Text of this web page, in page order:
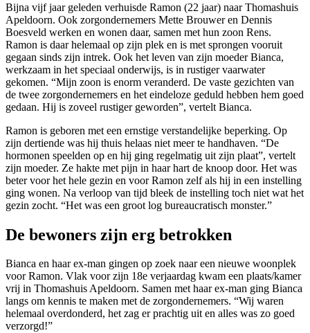
Bijna vijf jaar geleden verhuisde Ramon (22 jaar) naar Thomashuis
Apeldoorn. Ook zorgondernemers Mette Brouwer en Dennis
Boesveld werken en wonen daar, samen met hun zoon Rens.
Ramon is daar helemaal op zijn plek en is met sprongen vooruit
gegaan sinds zijn intrek. Ook het leven van zijn moeder Bianca,
werkzaam in het speciaal onderwijs, is in rustiger vaarwater
gekomen. “Mijn zoon is enorm veranderd. De vaste gezichten van
de twee zorgondernemers en het eindeloze geduld hebben hem goed
gedaan. Hij is zoveel rustiger geworden”, vertelt Bianca.
Ramon is geboren met een ernstige verstandelijke beperking. Op
zijn dertiende was hij thuis helaas niet meer te handhaven. “De
hormonen speelden op en hij ging regelmatig uit zijn plaat”, vertelt
zijn moeder. Ze hakte met pijn in haar hart de knoop door. Het was
beter voor het hele gezin en voor Ramon zelf als hij in een instelling
ging wonen. Na verloop van tijd bleek de instelling toch niet wat het
gezin zocht. “Het was een groot log bureaucratisch monster.”
De bewoners zijn erg betrokken
Bianca en haar ex-man gingen op zoek naar een nieuwe woonplek
voor Ramon. Vlak voor zijn 18e verjaardag kwam een plaats/kamer
vrij in Thomashuis Apeldoorn. Samen met haar ex-man ging Bianca
langs om kennis te maken met de zorgondernemers. “Wij waren
helemaal overdonderd, het zag er prachtig uit en alles was zo goed
verzorgd!”